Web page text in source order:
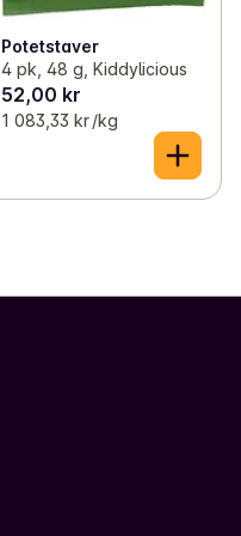
Potetstaver
4 pk, 48 g, Kiddylicious
52,00 kr
1 083,33 kr /kg